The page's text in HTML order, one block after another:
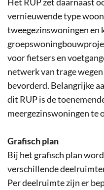
vernieuwende type
tweegezinswoningen en
voor fietsers en
netwerk van trage
bevorderd. Belangrijke
dit RUP is de
meergezinswoningen te
Grafisch plan
Bij het grafisch plan
verschillende
Per deelruimte zijn er